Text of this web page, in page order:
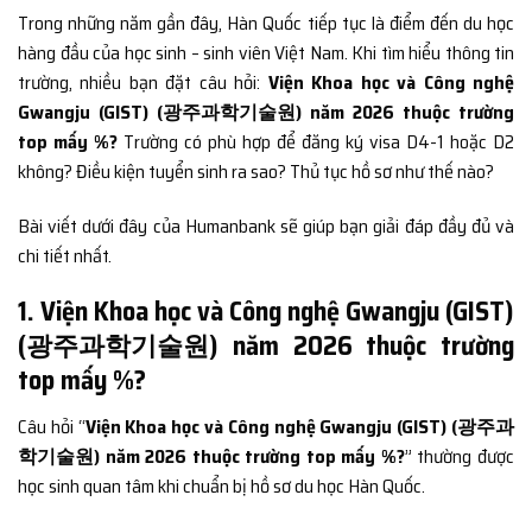
Trong những năm gần đây, Hàn Quốc tiếp tục là điểm đến du học
hàng đầu của học sinh – sinh viên Việt Nam. Khi tìm hiểu thông tin
trường, nhiều bạn đặt câu hỏi: Viện Khoa học và Công nghệ
Gwangju (GIST) (광주과학기술원) năm 2026 thuộc trường
top mấy %? Trường có phù hợp để đăng ký visa D4-1 hoặc D2
không? Điều kiện tuyển sinh ra sao? Thủ tục hồ sơ như thế nào?
Bài viết dưới đây của Humanbank sẽ giúp bạn giải đáp đầy đủ và
chi tiết nhất.
1. Viện Khoa học và Công nghệ Gwangju (GIST)
(광주과학기술원) năm 2026 thuộc trường
top mấy %?
Câu hỏi “Viện Khoa học và Công nghệ Gwangju (GIST) (광주과
학기술원) năm 2026 thuộc trường top mấy %?” thường được
học sinh quan tâm khi chuẩn bị hồ sơ du học Hàn Quốc.